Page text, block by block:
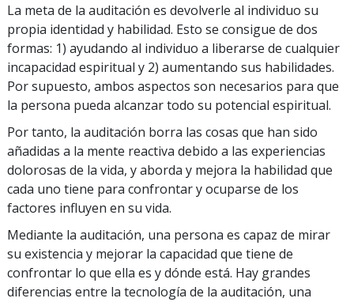
La meta de la auditación es devolverle al individuo su
propia identidad y habilidad. Esto se consigue de dos
formas: 1) ayudando al individuo a liberarse de cualquier
incapacidad espiritual y 2) aumentando sus habilidades.
Por supuesto, ambos aspectos son necesarios para que
la persona pueda alcanzar todo su potencial espiritual.
Por tanto, la auditación borra las cosas que han sido
añadidas a la mente reactiva debido a las experiencias
dolorosas de la vida, y aborda y mejora la habilidad que
cada uno tiene para confrontar y ocuparse de los
factores influyen en su vida.
Mediante la auditación, una persona es capaz de mirar
su existencia y mejorar la capacidad que tiene de
confrontar lo que ella es y dónde está. Hay grandes
diferencias entre la tecnología de la auditación, una